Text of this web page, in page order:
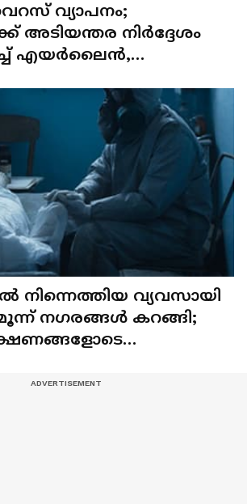
വ്യാപനം;
അടിയന്തര നിർദ്ദേശം
എയർലൈൻ,
നിന്നെത്തിയ വ്യവസായി
നഗരങ്ങൾ കറങ്ങി;